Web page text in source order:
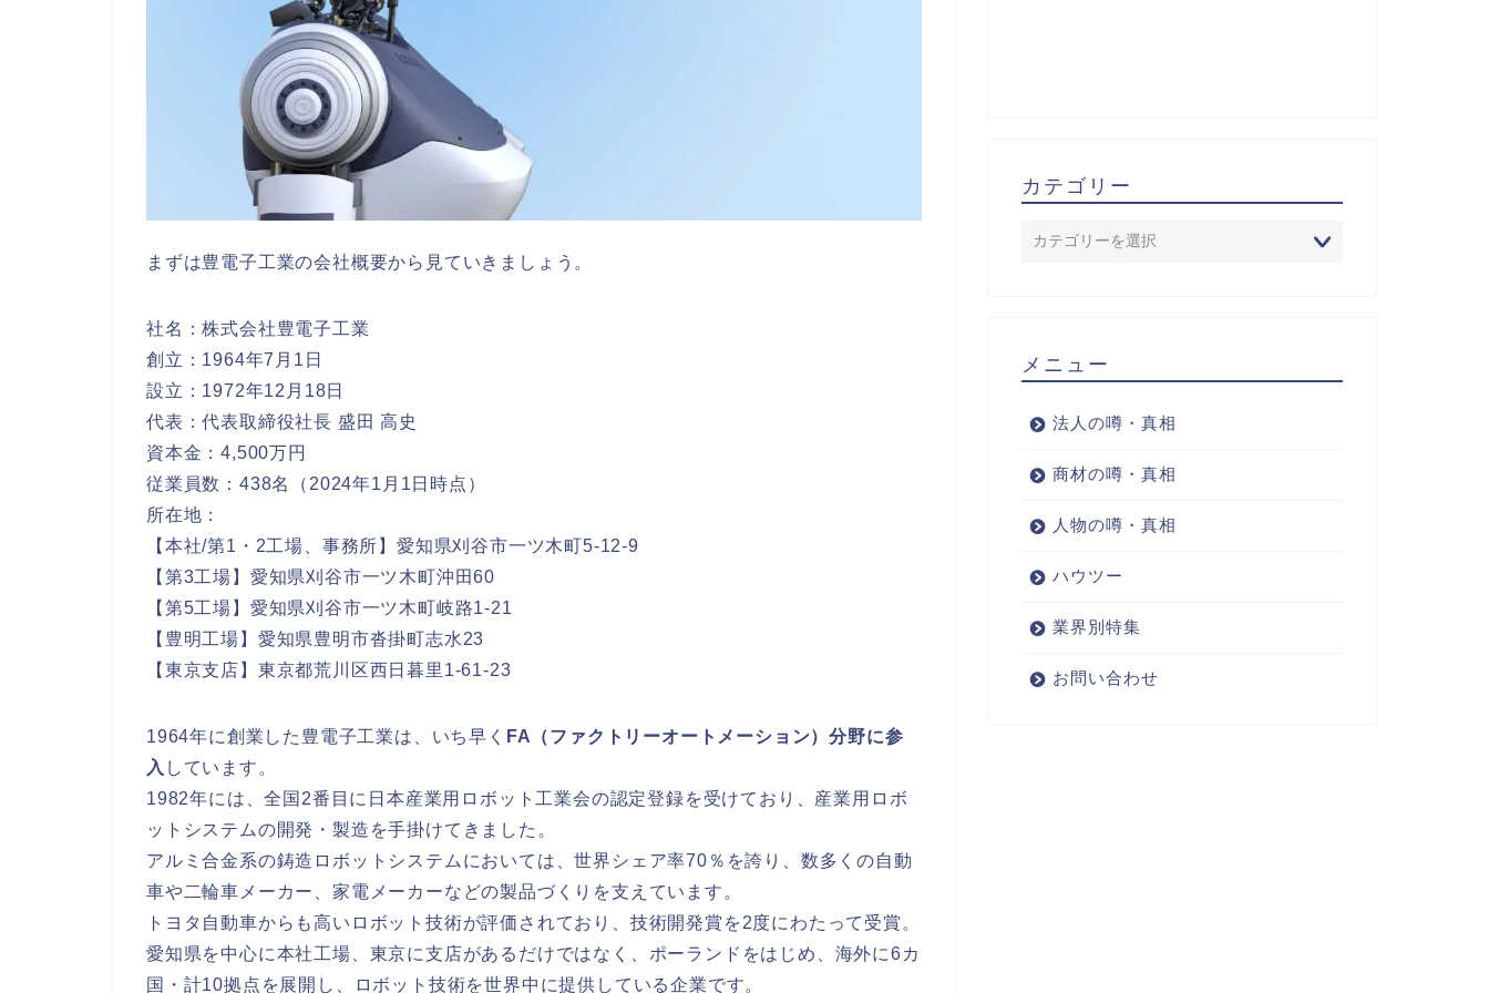
まずは豊電子工業の会社概要から見ていきましょう。
社名：株式会社豊電子工業
創立：1964年7月1日
設立：1972年12月18日
代表：代表取締役社長 盛田 高史
資本金：4,500万円
従業員数：438名（2024年1月1日時点）
所在地：
【本社/第1・2工場、事務所】愛知県刈谷市一ツ木町5-12-9
【第3工場】愛知県刈谷市一ツ木町沖田60
【第5工場】愛知県刈谷市一ツ木町岐路1-21
【豊明工場】愛知県豊明市沓掛町志水23
【東京支店】東京都荒川区西日暮里1-61-23
1964年に創業した豊電子工業は、いち早く FA（ファクトリーオートメーション）分野に参
入 しています。
1982年には、全国2番目に日本産業用ロボット工業会の認定登録を受けており、産業用ロボ
ットシステムの開発・製造を手掛けてきました。
アルミ合金系の鋳造ロボットシステムにおいては、世界シェア率70％を誇り、数多くの自動
車や二輪車メーカー、家電メーカーなどの製品づくりを支えています。
トヨタ自動車からも高いロボット技術が評価されており、技術開発賞を2度にわたって受賞。
愛知県を中心に本社工場、東京に支店があるだけではなく、ポーランドをはじめ、海外に6カ
国・計10拠点を展開し、ロボット技術を世界中に提供している企業です。
カテゴリー
メニュー
法人の噂・真相
商材の噂・真相
人物の噂・真相
ハウツー
業界別特集
お問い合わせ